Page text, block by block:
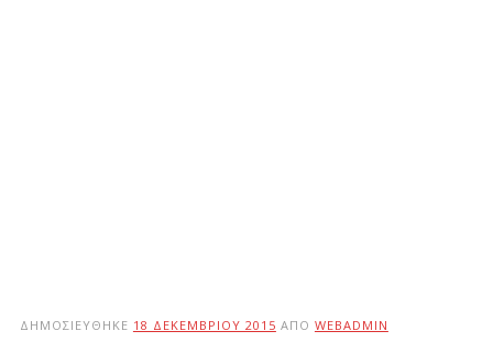
ΔΗΜΟΣΙΕΎΘΗΚΕ 18 ΔΕΚΕΜΒΡΊΟΥ 2015 ΑΠΌ WEBADMIN